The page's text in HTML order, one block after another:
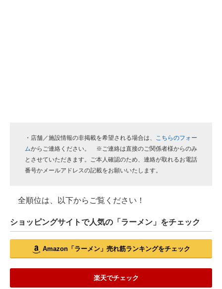
・店舗／施設情報の非掲載を希望される場合は、 こちらのフォー
ムからご連絡ください。 ※ご連絡は直接のご関係者様からのみ
とさせていただきます。ご本人確認のため、連絡が取れるお電話
番号かメールアドレスの記載をお願いいたします。
全順位は、以下からご覧ください！
ショッピングサイトで人気の「ラーメン」をチェック
Amazon「ラーメン」売れ筋ランキングをチェック
楽天でチェック